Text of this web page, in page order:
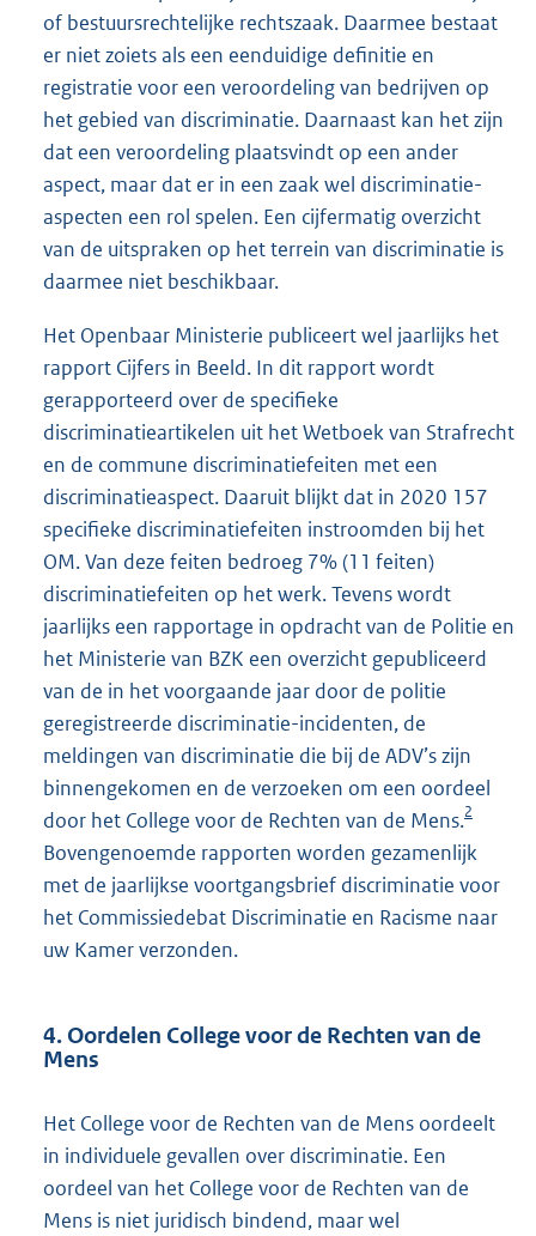
of bestuursrechtelijke rechtszaak. Daarmee bestaat
er niet zoiets als een eenduidige definitie en
registratie voor een veroordeling van bedrijven op
het gebied van discriminatie. Daarnaast kan het zijn
dat een veroordeling plaatsvindt op een ander
aspect, maar dat er in een zaak wel discriminatie-
aspecten een rol spelen. Een cijfermatig overzicht
van de uitspraken op het terrein van discriminatie is
daarmee niet beschikbaar.
Het Openbaar Ministerie publiceert wel jaarlijks het
rapport Cijfers in Beeld. In dit rapport wordt
gerapporteerd over de specifieke
discriminatieartikelen uit het Wetboek van Strafrecht
en de commune discriminatiefeiten met een
discriminatieaspect. Daaruit blijkt dat in 2020 157
specifieke discriminatiefeiten instroomden bij het
OM. Van deze feiten bedroeg 7% (11 feiten)
discriminatiefeiten op het werk. Tevens wordt
jaarlijks een rapportage in opdracht van de Politie en
het Ministerie van BZK een overzicht gepubliceerd
van de in het voorgaande jaar door de politie
geregistreerde discriminatie-incidenten, de
meldingen van discriminatie die bij de ADV’s zijn
binnengekomen en de verzoeken om een oordeel
door het College voor de Rechten van de Mens.2
Bovengenoemde rapporten worden gezamenlijk
met de jaarlijkse voortgangsbrief discriminatie voor
het Commissiedebat Discriminatie en Racisme naar
uw Kamer verzonden.
4. Oordelen College voor de Rechten van de
Mens
Het College voor de Rechten van de Mens oordeelt
in individuele gevallen over discriminatie. Een
oordeel van het College voor de Rechten van de
Mens is niet juridisch bindend, maar wel